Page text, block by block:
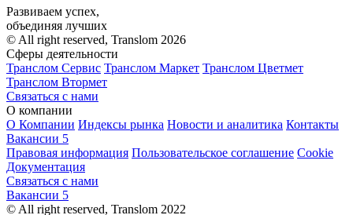
Развиваем успех,
объединяя лучших
© All right reserved, Translom 2026
Сферы деятельности
Транслом Сервис Транслом Маркет Транслом Цветмет
Транслом Втормет
Связаться с нами
О компании
О Компании Индексы рынка Новости и аналитика Контакты
Вакансии 5
Правовая информация Пользовательское соглашение Cookie
Документация
Связаться с нами
Вакансии 5
© All right reserved, Translom 2022